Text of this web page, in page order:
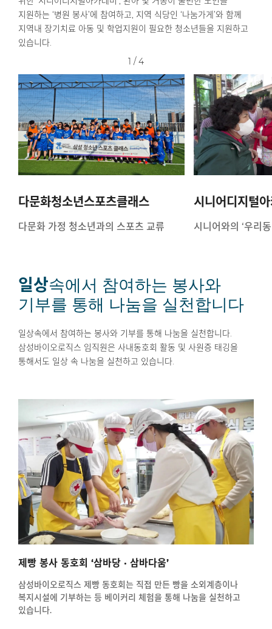
지원하는 ‘병원 봉사’에 참여하고, 지역 식당인 ‘나눔가게’와 함께
지역내 장기치료 아동 및 학업지원이 필요한 청소년들을 지원하고
있습니다.
1 / 4
다문화청소년스포츠클래스
다문화 가정 청소년과의 스포츠 교류
시니어디지털
시니어와의 ‘우리
일상속에서 참여하는 봉사와
기부를 통해 나눔을 실천합니다
일상속에서 참여하는 봉사와 기부를 통해 나눔을 실천합니다.
삼성바이오로직스 임직원은 사내동호회 활동 및 사원증 태깅을
통해서도 일상 속 나눔을 실천하고 있습니다.
제빵 봉사 동호회 ‘삼바당 · 삼바다움’
삼성바이오로직스 제빵 동호회는 직접 만든 빵을 소외계층이나
복지시설에 기부하는 등 베이커리 체험을 통해 나눔을 실천하고
있습니다.